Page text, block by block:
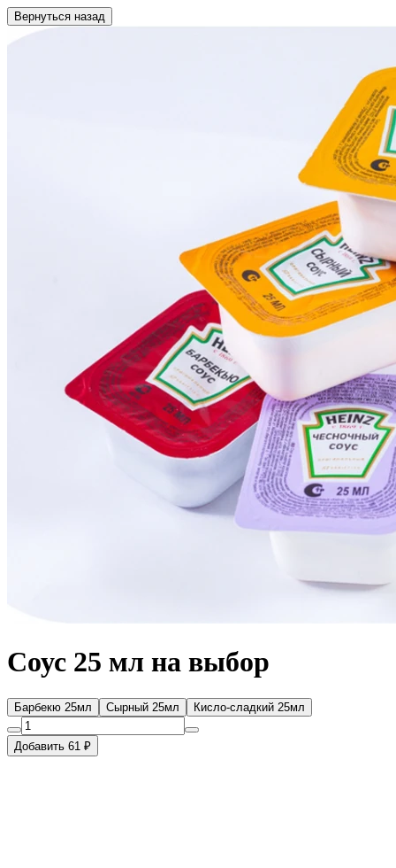
Вернуться назад
Соус 25 мл на выбор
Барбекю 25мл Сырный 25мл Кисло-сладкий 25мл
Добавить 61 ₽